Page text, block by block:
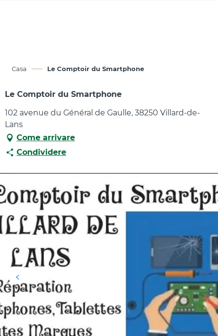
Casa Le Comptoir du Smartphone
Le Comptoir du Smartphone
102 avenue du Général de Gaulle, 38250 Villard-de-
Lans
Come arrivare
Condividere